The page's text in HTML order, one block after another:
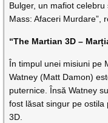
Bulger, un mafiot
Mass: Afaceri Murdare”,
“The Martian 3D –
În timpul unei misiuni pe
Watney (Matt Damon)
puternice. Însă Watney
fost lăsat singur pe
3D.